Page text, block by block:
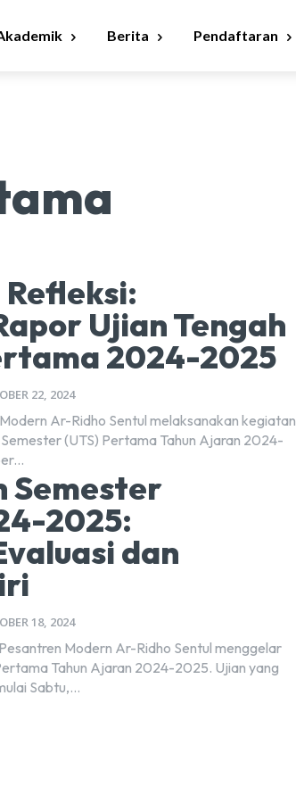
Berita Pendaftaran
Ujian Tengah
2024-2025
22, 2024
Ar-Ridho Sentul melaksanakan kegiatan
(UTS) Pertama Tahun Ajaran 2024-
Semester
2025:
dan
18, 2024
Modern Ar-Ridho Sentul menggelar
Tahun Ajaran 2024-2025. Ujian yang
Sabtu,...